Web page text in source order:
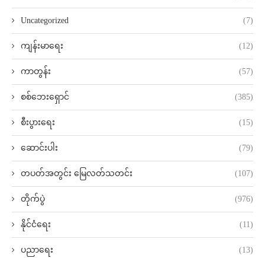
Uncategorized (7)
ကျန်းမာရေး (12)
ကာတွန်း (57)
စစ်ဘေးရှောင် (385)
စီးပွားရေး (15)
ဆောင်းပါး (79)
တပတ်အတွင်း မြေလတ်သတင်း (107)
တိုက်ပွဲ (976)
နိုင်ငံရေး (11)
ပညာရေး (13)